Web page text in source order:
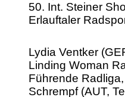
Lydia Ventker
Linding Woman
Führende
Schrempf (AUT,